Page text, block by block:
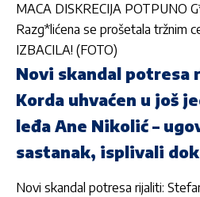
MACA DISKRECIJA POTPUNO
Razg*lićena se prošetala tržnim
IZBACILA! (FOTO)
Novi skandal
Korda uhvaćen u još
leđa Ane Nikolić –
sastanak, isplivali
Novi skandal potresa rijaliti: